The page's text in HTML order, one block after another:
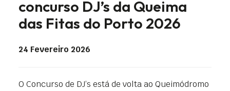
concurso DJ’s da Queima
das Fitas do Porto 2026
24 Fevereiro 2026
O Concurso de DJ’s está de volta ao Queimódromo